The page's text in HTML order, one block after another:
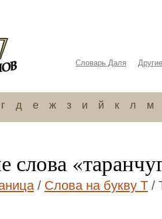
Словарь Даля
г д е ж з и й к л м
слова
/ Слова на букву Т /